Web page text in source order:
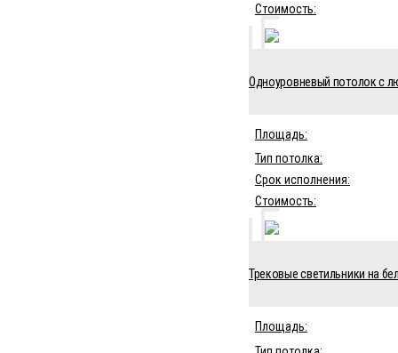
Стоимость:
Одноуровневый потолок с
Площадь:
Тип потолка:
Срок исполнения:
Стоимость:
Трековые светильники на
Площадь: